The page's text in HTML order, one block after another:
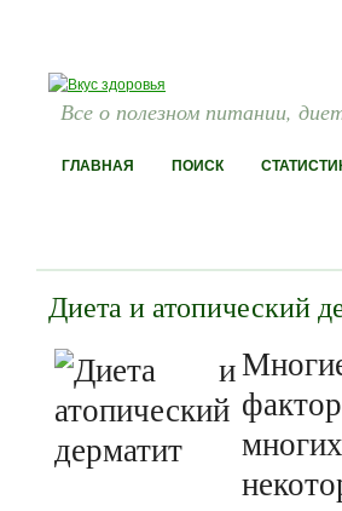
Все о полезном питании,
ГЛАВНАЯ ПОИСК
Диета и атопический